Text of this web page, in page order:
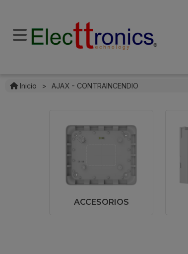
Inicio > AJAX - CONTRAINCENDIO
ACCESORIOS